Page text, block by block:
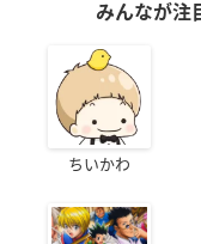
みんなが注
ちいかわ